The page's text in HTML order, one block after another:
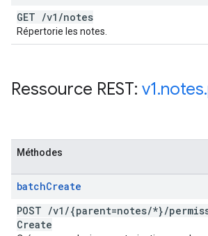
GET /v1 /notes
Répertorie les notes.
Ressource REST: v1.notes.
Méthodes
batchCreate
POST /v1 /{parent=notes/*}/
Create